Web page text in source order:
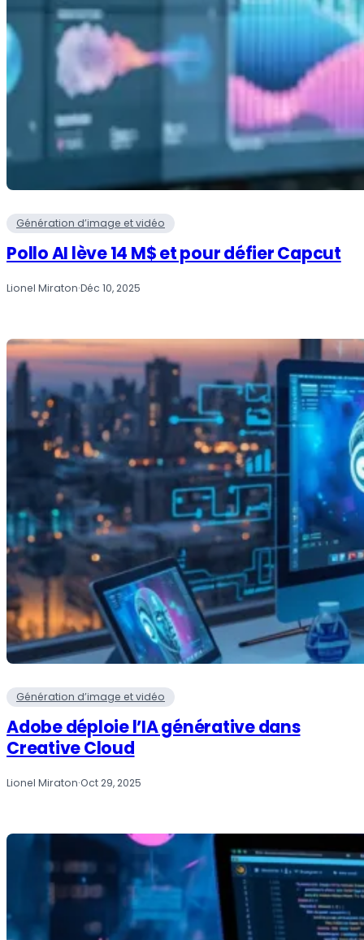
Génération d’image et vidéo
Pollo AI lève 14 M$ et pour défier Capcut
Lionel Miraton·Déc 10, 2025
Génération d’image et vidéo
Adobe déploie l’IA générative dans
Creative Cloud
Lionel Miraton·Oct 29, 2025